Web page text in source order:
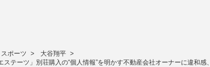
スポーツ
大谷翔平
ステーツ」別荘購入の“個人情報”を明かす不動産会社オーナーに違和